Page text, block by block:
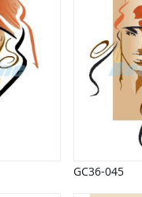
GC36-045